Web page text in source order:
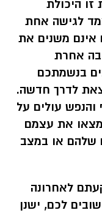
היכולת
לגישה אחת
אינם משנים את
אחרת
בנשמתכם
לדרך חדשה.
והנפש עולים על
את עצמם
שלהם או במצב
לאחרונה
לכם, ישנן